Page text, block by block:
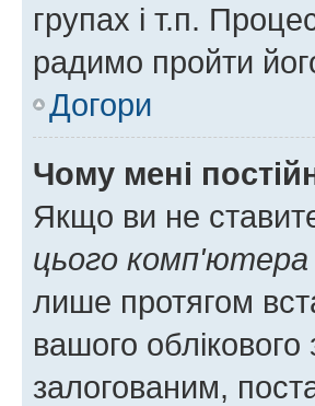
групах і т.п.
радимо пройти
Догори
Чому мені
Якщо ви не
цього комп'ютера
лише протягом
вашого
залогованим,